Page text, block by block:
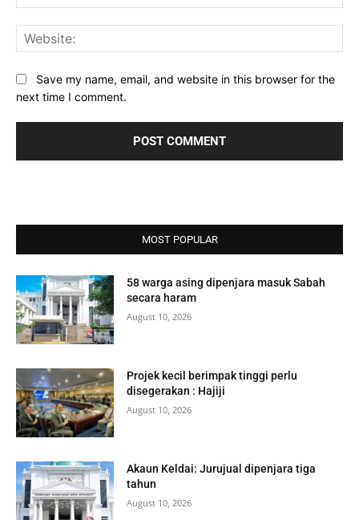
Save my name, email, and website in this browser for the
next time I comment.
MOST POPULAR
58 warga asing dipenjara masuk Sabah
secara haram
August 10, 2026
Projek kecil berimpak tinggi perlu
disegerakan : Hajiji
August 10, 2026
Akaun Keldai: Jurujual dipenjara tiga
tahun
August 10, 2026